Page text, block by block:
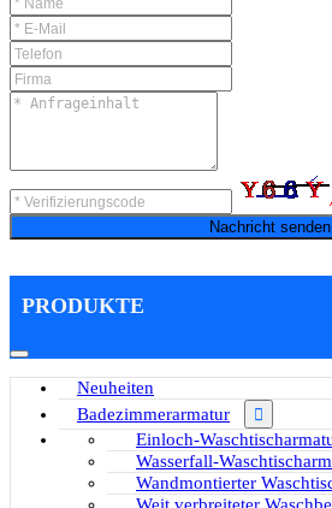
Nachricht senden
PRODUKTE
Neuheiten
Badezimmerarmatur
Einloch-
Wasserfall-
Wandmontierter